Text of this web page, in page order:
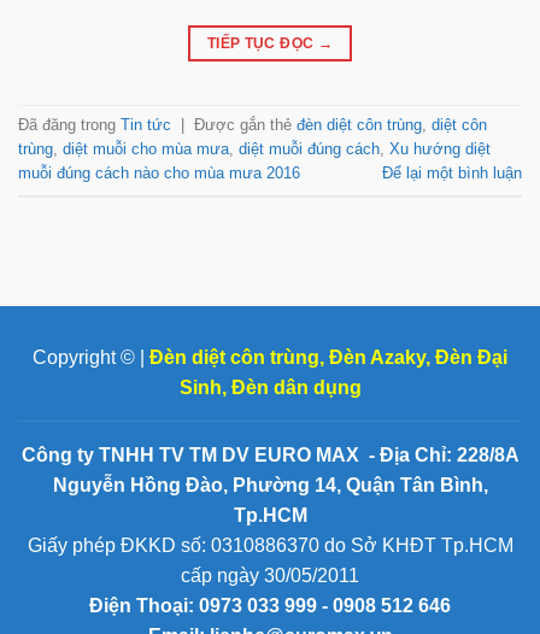
TIẾP TỤC ĐỌC →
Đã đăng trong Tin tức Được gắn thẻ đèn diệt côn trùng, diệt côn
trùng, diệt muỗi cho mùa mưa, diệt muỗi đúng cách, Xu hướng diệt
muỗi đúng cách nào cho mùa mưa 2016
Để lại một bình luận
Copyright © | Đèn diệt côn trùng, Đèn Azaky, Đèn Đại
Sinh, Đèn dân dụng
Công ty TNHH TV TM DV EURO MAX - Địa Chỉ: 228/8A
Nguyễn Hồng Đào, Phường 14, Quận Tân Bình,
Tp.HCM
Giấy phép ĐKKD số: 0310886370 do Sở KHĐT Tp.HCM
cấp ngày 30/05/2011
Điện Thoại: 0973 033 999 - 0908 512 646